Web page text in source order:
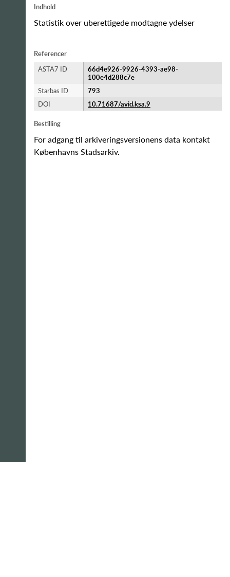
Indhold
Statistik over uberettigede modtagne ydelser
Referencer
ASTA7 ID
66d4e926-9926-4393-ae98-
100e4d288c7e
Starbas ID
793
DOI
10.71687/avid.ksa.9
Bestilling
For adgang til arkiveringsversionens data kontakt
Københavns Stadsarkiv.